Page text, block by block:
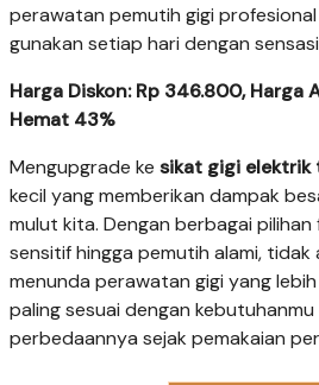
perawatan pemutih gigi
gunakan setiap hari dengan
Harga Diskon: Rp 346.800, Harga
Hemat 43%
Mengupgrade ke sikat gigi elektrik
kecil yang memberikan dampak
mulut kita. Dengan berbagai
sensitif hingga pemutih alami, tidak
menunda perawatan gigi yang lebih
paling sesuai dengan
perbedaannya sejak pemakaian